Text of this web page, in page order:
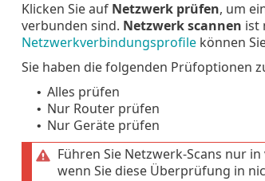
Klicken Sie auf Netzwerk prüfen, um
verbunden sind. Netzwerk scannen ist
Netzwerkverbindungsprofilekönnen
Sie haben die folgenden Prüfoptionen
• Alles prüfen
• Nur Router prüfen
• Nur Geräte prüfen
Führen Sie Netzwerk-Scans nur
wenn Sie diese Überprüfung in